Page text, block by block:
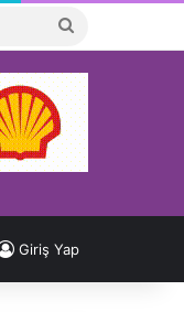
...
Giriş Yap